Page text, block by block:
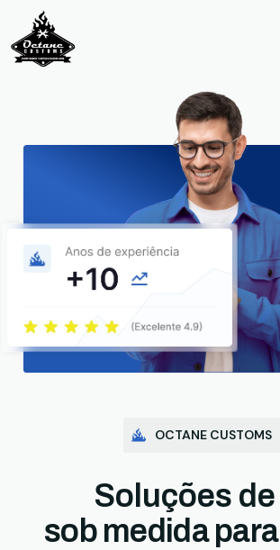
OCTANE CUSTOMS
Soluções de
sob medida